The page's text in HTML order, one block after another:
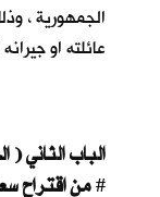
الجمهورية ،
عائلته او
الباب الثاني
#